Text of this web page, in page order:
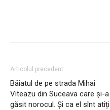
Articolul precedent
Băiatul de pe strada Mihai
Viteazu din Suceava care și-a
găsit norocul. Și ca el sînt